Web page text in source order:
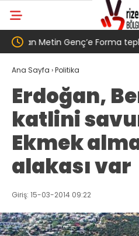
Salah transferi sonrası
belediye başkanına ‘Kimin
Ana Sayfa ›Politika
Erdoğan,
katlini
Ekmek
alakası var
Giriş: 15-03-2014 09:22